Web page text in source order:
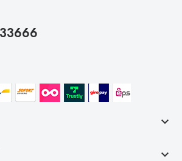
keyboard_arrow_down
keyboard_arrow_down